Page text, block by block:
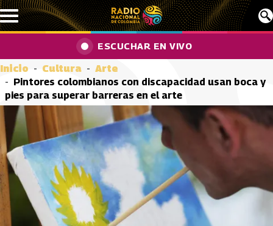
Pasar al contenido principal
ESCUCHAR EN VIVO
Inicio Cultura
Arte
Pintores colombianos con discapacidad usan boca y
pies para superar barreras en el arte